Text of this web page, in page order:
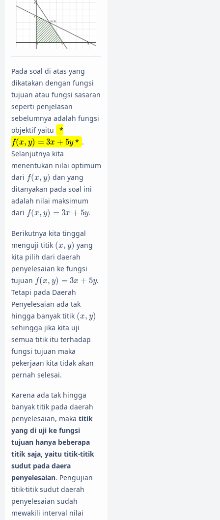
Pada soal di atas yang
dikatakan dengan fungsi
tujuan atau fungsi sasaran
seperti penjelasan
sebelumnya adalah fungsi
objektif yaitu
*
f(x, y) = 3x + 5y
f(x,y)=3x+5y * .
Selanjutnya kita
menentukan nilai optimum
dari f(x, y)
f(x, )
dan yang
ditanyakan pada soal ini
adalah nilai maksimum
dari f(x, y) = 3x + 5y
f(x, )= +5 .
Berikutnya kita tinggal
menguji titik (x, y)
(x, y) yang
kita pilih dari daerah
penyelesaian ke fungsi
tujuan f(x, y) = 3x + 5y
f(x, )= +5y
.
Tetapi pada Daerah
Penyelesaian ada tak
hingga banyak titik (x, y)
(x, y)
sehingga jika kita uji
semua titik itu terhadap
fungsi tujuan maka
pekerjaan kita tidak akan
pernah selesai.
Karena ada tak hingga
banyak titik pada daerah
penyelesaian, maka titik
yang di uji ke fungsi
tujuan hanya beberapa
titik saja, yaitu titik-titik
sudut pada daera
penyelesaian. Pengujian
titik-titik sudut daerah
penyelesaian sudah
mewakili interval nilai